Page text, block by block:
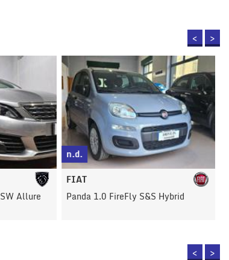
< >
Allure
n.d.
FIAT
Panda 1.0 FireFly S&S Hybrid
< >